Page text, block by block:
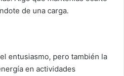
de una carga.
entusiasmo, pero también la
en actividades